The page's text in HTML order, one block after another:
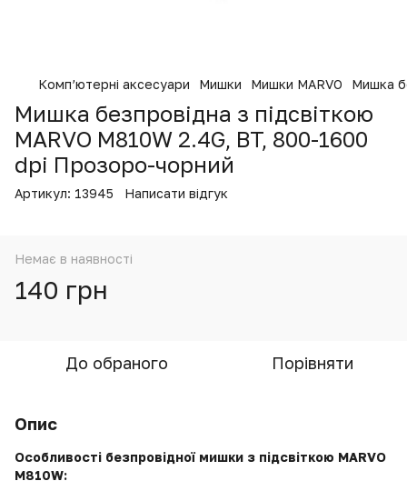
Комп’ютерні аксесуари Мишки Мишки MARVO Мишка
Мишка безпровідна з підсвіткою
MARVO M810W 2.4G, BT, 800-1600
dpi Прозоро-чорний
Артикул: 13945 Написати відгук
Немає в наявності
140 грн
До обраного Порівняти
Опис
Особливості безпровідної мишки з підсвіткою MARVO
M810W: